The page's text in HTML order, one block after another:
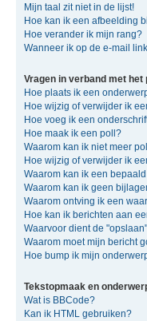
Mijn taal zit niet in de lijst!
Hoe kan ik een afbeelding
Hoe verander ik mijn rang?
Wanneer ik op de e-mail
Vragen in verband met
Hoe plaats ik een
Hoe wijzig of verwijder ik
Hoe voeg ik een
Hoe maak ik een poll?
Waarom kan ik niet meer
Hoe wijzig of verwijder ik
Waarom kan ik een
Waarom kan ik geen
Waarom ontving ik een
Hoe kan ik berichten aan
Waarvoor dient de
Waarom moet mijn bericht
Hoe bump ik mijn
Tekstopmaak en
Wat is BBCode?
Kan ik HTML gebruiken?